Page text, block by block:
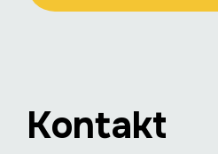
Kontakt